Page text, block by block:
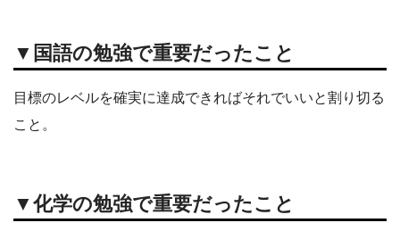
▼国語の勉強で重要だったこと
目標のレベルを確実に達成できればそれでいいと割り切る
こと。
▼化学の勉強で重要だったこと